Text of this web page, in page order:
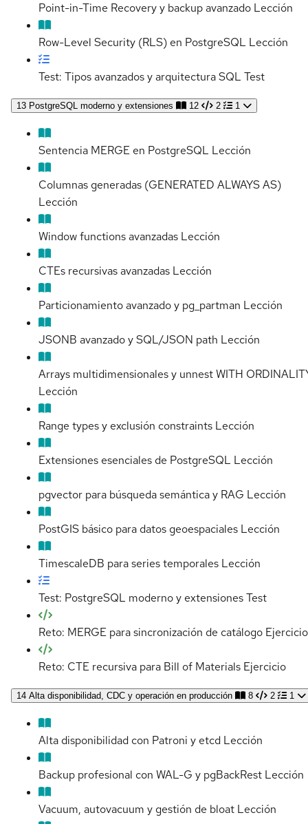
Point-in-Time Recovery y backup avanzado Lección
Row-Level Security (RLS) en PostgreSQL Lección
Test: Tipos avanzados y arquitectura SQL Test
13 PostgreSQL moderno y extensiones 12 2 1
Sentencia MERGE en PostgreSQL Lección
Columnas generadas (GENERATED ALWAYS AS)
Lección
Window functions avanzadas Lección
CTEs recursivas avanzadas Lección
Particionamiento avanzado y pg_partman Lección
JSONB avanzado y SQL/JSON path Lección
Arrays multidimensionales y unnest WITH
Lección
Range types y exclusión constraints Lección
Extensiones esenciales de PostgreSQL Lección
pgvector para búsqueda semántica y RAG Lección
PostGIS básico para datos geoespaciales Lección
TimescaleDB para series temporales Lección
Test: PostgreSQL moderno y extensionesTest
Reto: MERGE para sincronización de catálogo Ejercicio
Reto: CTE recursiva para Bill of Materials Ejercicio
14 Alta disponibilidad, CDC y operación en producción 8 2 1
Alta disponibilidad con Patroni y etcd Lección
Backup profesional con WAL-G y pgBackRest Lección
Vacuum, autovacuum y gestión de bloat Lección